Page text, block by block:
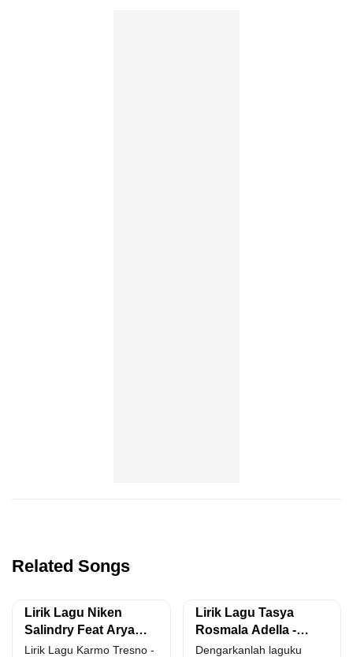
Related Songs
Lirik Lagu Niken
Salindry Feat Arya
Galih - Karmo Tresno
Lirik Lagu Karmo Tresno -
Lirik Lagu Tasya
Rosmala Adella -
Suara Hati
Dengarkanlah laguku